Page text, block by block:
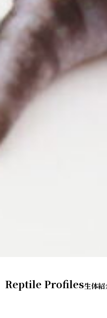
Reptile Profiles